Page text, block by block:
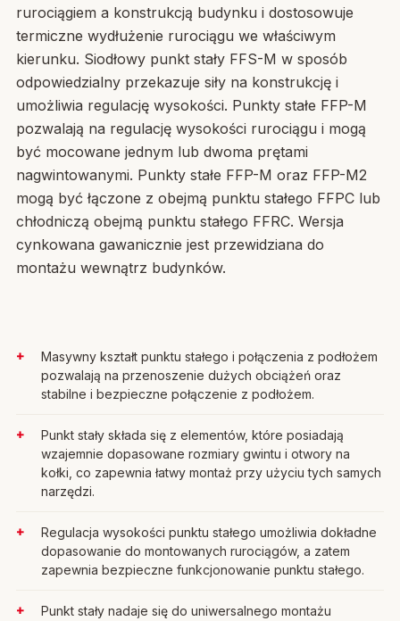
rurociągiem a konstrukcją budynku i dostosowuje
termiczne wydłużenie rurociągu we właściwym
kierunku. Siodłowy punkt stały FFS-M w sposób
odpowiedzialny przekazuje siły na konstrukcję i
umożliwia regulację wysokości. Punkty stałe FFP-M
pozwalają na regulację wysokości rurociągu i mogą
być mocowane jednym lub dwoma prętami
nagwintowanymi. Punkty stałe FFP-M oraz FFP-M2
mogą być łączone z obejmą punktu stałego FFPC lub
chłodniczą obejmą punktu stałego FFRC. Wersja
cynkowana gawanicznie jest przewidziana do
montażu wewnątrz budynków.
Masywny kształt punktu stałego i połączenia z podłożem
pozwalają na przenoszenie dużych obciążeń oraz
stabilne i bezpieczne połączenie z podłożem.
Punkt stały składa się z elementów, które posiadają
wzajemnie dopasowane rozmiary gwintu i otwory na
kołki, co zapewnia łatwy montaż przy użyciu tych samych
narzędzi.
Regulacja wysokości punktu stałego umożliwia dokładne
dopasowanie do montowanych rurociągów, a zatem
zapewnia bezpieczne funkcjonowanie punktu stałego.
Punkt stały nadaje się do uniwersalnego montażu